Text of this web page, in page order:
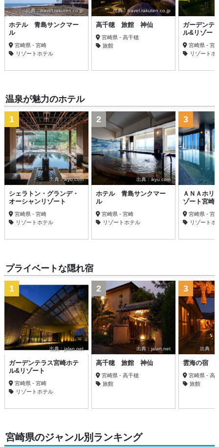
出典：travel.rakuten.co.jp
ホテル 青島サンクマー
ル
宮崎県 - 宮崎
リゾートホテル
出典：travel.rakuten.co.jp
高千穂 旅館 神仙
宮崎県 - 高千穂
旅館
ガーデンテ
ル&リゾート
宮崎県 - 宮
リゾートホ
温泉が魅力のホテル
出典：ikyu.com
1
シェラトン・グランデ・
オーシャンリゾート
宮崎県 - 宮崎
リゾートホテル
出典：ikyu.com
2
ホテル 青島サンクマー
ル
宮崎県 - 宮崎
リゾートホテル
3
ＡＮＡホリ
ゾート宮崎
宮崎県 - 宮
リゾートホ
プライベートな隠れ宿
出典：jalan.net
1
ガーデンテラス宮崎ホテ
ル&リゾート
宮崎県 - 宮崎
リゾートホテル
出典：jalan.net
2
高千穂 旅館 神仙
宮崎県 - 高千穂
旅館
出典：
3
雲海の宿
宮崎県 - 高
旅館
宮崎県のジャンル別ランキング